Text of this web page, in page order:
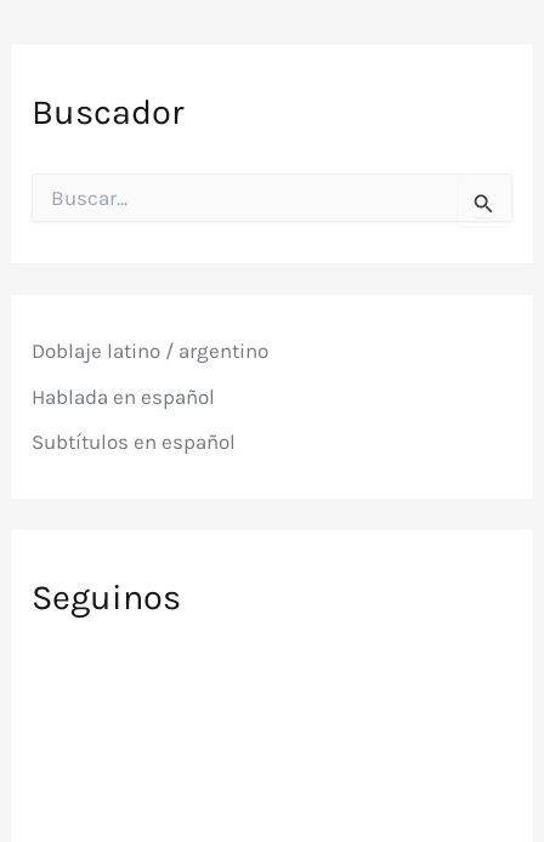
Buscador
o
:
Doblaje latino / argentino
Hablada en español
Subtítulos en español
Seguinos